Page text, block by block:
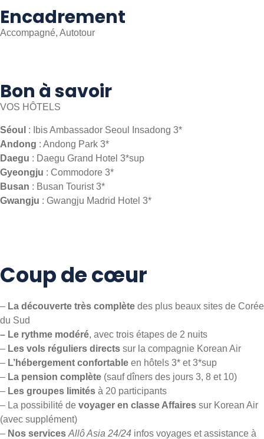
Encadrement
Accompagné, Autotour
Bon à savoir
VOS HÔTELS
Séoul : Ibis Ambassador Seoul Insadong 3*
Andong : Andong Park 3*
Daegu : Daegu Grand Hotel 3*sup
Gyeongju : Commodore 3*
Busan : Busan Tourist 3*
Gwangju : Gwangju Madrid Hotel 3*
Coup de cœur
– La découverte très complète des plus beaux sites de Corée
du Sud
– Le rythme modéré, avec trois étapes de 2 nuits
– Les vols réguliers directs sur la compagnie Korean Air
– L’hébergement confortable en hôtels 3* et 3*sup
– La pension complète (sauf dîners des jours 3, 8 et 10)
– Les groupes limités à 20 participants
– La possibilité de voyager en classe Affaires sur Korean Air
(avec supplément)
– Nos services Allô Asia 24/24 infos voyages et assistance à